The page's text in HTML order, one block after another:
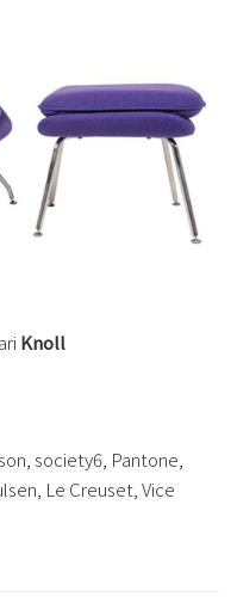
Knoll
society6, Pantone,
Le Creuset, Vice